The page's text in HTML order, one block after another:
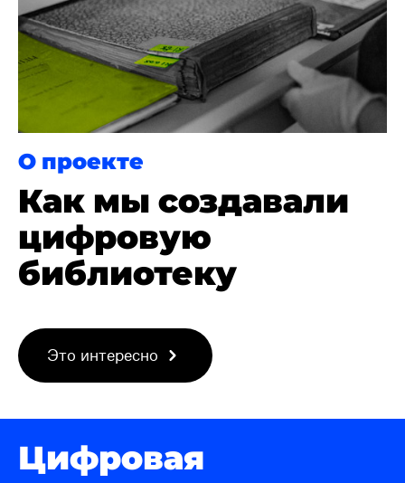
О проекте
Как мы создавали
цифровую
библиотеку
Это интересно
Цифровая